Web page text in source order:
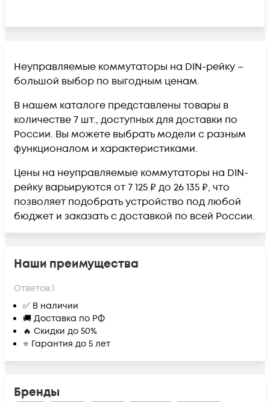
Неуправляемые коммутаторы на DIN-рейку –
большой выбор по выгодным ценам.
В нашем каталоге представлены товары в
количестве 7 шт., доступных для доставки по
России. Вы можете выбрать модели с разным
функционалом и характеристиками.
Цены на неуправляемые коммутаторы на DIN-
рейку варьируются от 7 125 ₽ до 26 135 ₽, что
позволяет подобрать устройство под любой
бюджет и заказать с доставкой по всей России.
Наши преимущества
Ответов:1
✅ В наличии
🚚 Доставка по РФ
🔥 Скидки до 50%
⭐ Гарантия до 5 лет
Бренды